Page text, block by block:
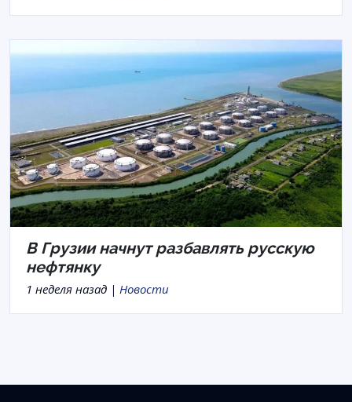
В Грузии начнут разбавлять русскую
нефтянку
1 неделя назад | Новости